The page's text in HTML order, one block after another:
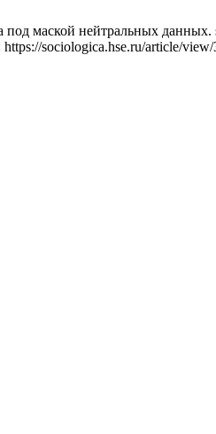
маской нейтральных
sociologica.hse.ru/article/